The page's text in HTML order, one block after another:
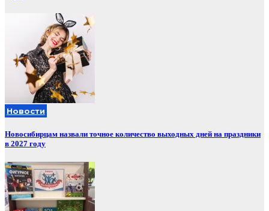
Новости
Новосибирцам назвали точное количество выходных дней на праздники
в 2027 году